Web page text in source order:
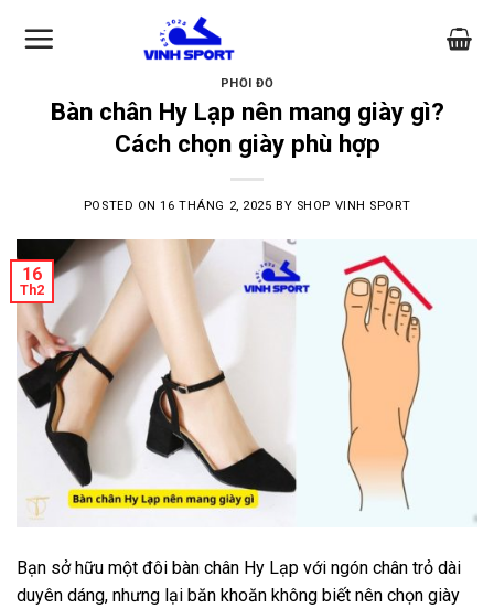
PHỐI ĐỒ
Bàn chân Hy Lạp nên mang giày gì?
Cách chọn giày phù hợp
POSTED ON16 THÁNG 2, 2025 BY SHOP VINH SPORT
16
Th2
Bạn sở hữu một đôi bàn chân Hy Lạp với ngón chân trỏ dài
duyên dáng, nhưng lại băn khoăn không biết nên chọn giày